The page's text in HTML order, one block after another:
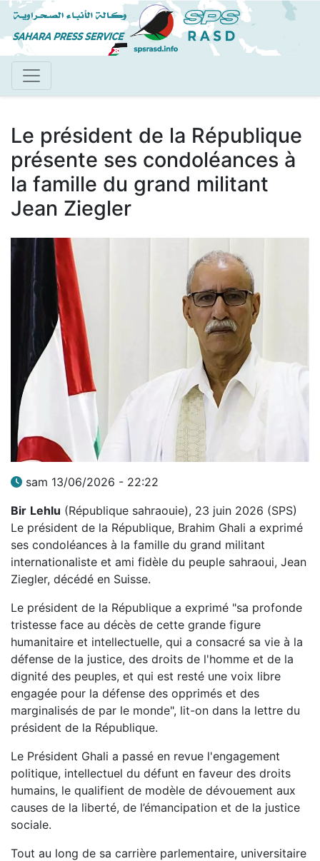
Aller
au
contenu
Le président de la République
présente ses condoléances à
la famille du grand militant
Jean Ziegler
sam 13/06/2026 - 22:22
Bir Lehlu (République sahraouie), 23 juin 2026 (SPS)
Le président de la République, Brahim Ghali a exprimé
ses condoléances à la famille du grand militant
internationaliste et ami fidèle du peuple sahraoui, Jean
Ziegler, décédé en Suisse.
Le président de la République a exprimé "sa profonde
tristesse face au décès de cette grande figure
humanitaire et intellectuelle, qui a consacré sa vie à la
défense de la justice, des droits de l'homme et de la
dignité des peuples, et qui est resté une voix libre
engagée pour la défense des opprimés et des
marginalisés de par le monde", lit-on dans la lettre du
président de la République.
Le Président Ghali a passé en revue l'engagement
politique, intellectuel du défunt en faveur des droits
humains, le qualifient de modèle de dévouement aux
causes de la liberté, de l’émancipation et de la justice
sociale.
Tout au long de sa carrière parlementaire, universitaire